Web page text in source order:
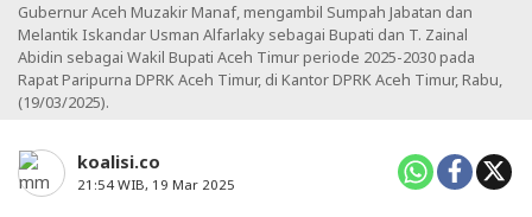
Gubernur Aceh Muzakir Manaf, mengambil Sumpah Jabatan dan
Melantik Iskandar Usman Alfarlaky sebagai Bupati dan T. Zainal
Abidin sebagai Wakil Bupati Aceh Timur periode 2025-2030 pada
Rapat Paripurna DPRK Aceh Timur, di Kantor DPRK Aceh Timur, Rabu,
(19/03/2025).
koalisi.co
21:54 WIB, 19 Mar 2025